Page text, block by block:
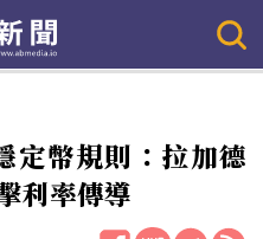
定幣規則：拉加德
利率傳導